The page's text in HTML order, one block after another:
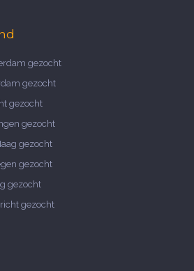
gezocht
gezocht
gezocht
gezocht
gezocht
gezocht
gezocht
gezocht